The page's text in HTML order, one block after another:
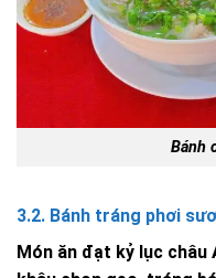
Bánh
3.2. Bánh tráng phơi
Món ăn đạt kỷ lục